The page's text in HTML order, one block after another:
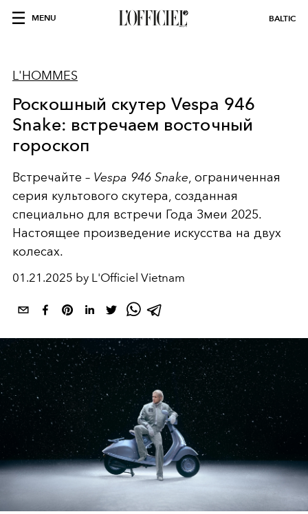
MENU BALTIC
L'HOMMES
Роскошный скутер Vespa 946
Snake: встречаем восточный
гороскоп
Встречайте – Vespa 946 Snake, ограниченная
серия культового скутера, созданная
специально для встречи Года Змеи 2025.
Настоящее произведение искусства на двух
колесах.
01.21.2025 by L'Officiel Vietnam